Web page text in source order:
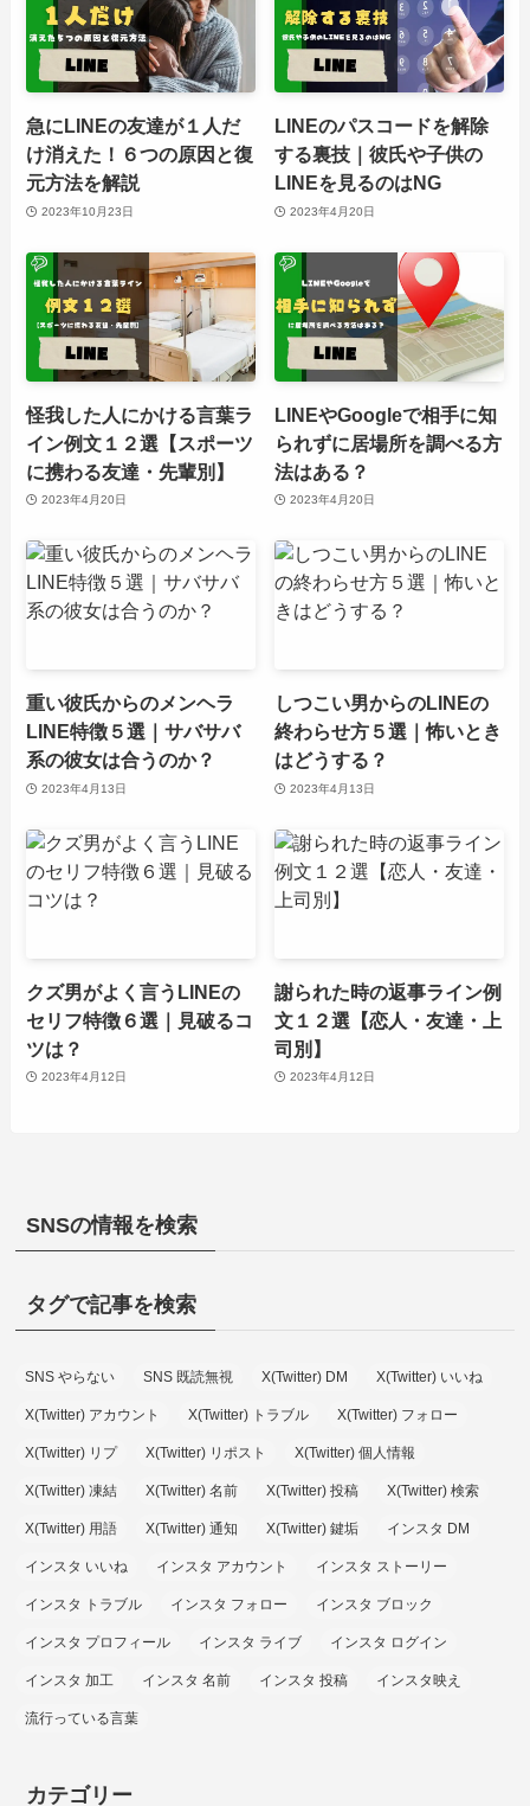
急にLINEの友達が１人だ
け消えた！６つの原因と復
元方法を解説
2023年10月23日
LINEのパスコードを解除
する裏技｜彼氏や子供の
LINEを見るのはNG
2023年4月20日
怪我した人にかける言葉ラ
イン例文１２選【スポーツ
に携わる友達・先輩別】
2023年4月20日
LINEやGoogleで相手に知
られずに居場所を調べる方
法はある？
2023年4月20日
重い彼氏からのメンヘラ
LINE特徴５選｜サバサバ
系の彼女は合うのか？
2023年4月13日
しつこい男からのLINEの
終わらせ方５選｜怖いとき
はどうする？
2023年4月13日
クズ男がよく言うLINEの
セリフ特徴６選｜見破るコ
ツは？
2023年4月12日
謝られた時の返事ライン例
文１２選【恋人・友達・上
司別】
2023年4月12日
SNSの情報を検索
タグで記事を検索
SNS やらない SNS 既読無視 X(Twitter) DM X(Twitter) いいね
X(Twitter) アカウント X(Twitter) トラブル X(Twitter) フォロー
X(Twitter) リプ X(Twitter) リポスト X(Twitter) 個人情報
X(Twitter) 凍結 X(Twitter) 名前 X(Twitter) 投稿 X(Twitter) 検索
X(Twitter) 用語 X(Twitter) 通知 X(Twitter) 鍵垢 インスタ DM
インスタ いいね インスタ アカウント インスタ ストーリー
インスタ トラブル インスタ フォロー インスタ ブロック
インスタ プロフィール インスタ ライブ インスタ ログイン
インスタ 加工 インスタ 名前 インスタ 投稿 インスタ映え
流行っている言葉
カテゴリー